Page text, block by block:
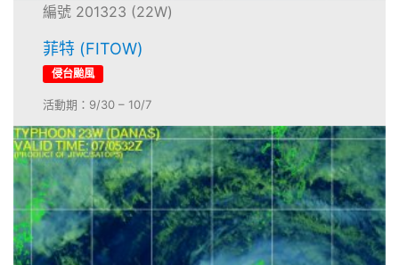
編號 201323 (22W)
菲特 (FITOW)
侵台颱風
活動期：9/30 – 10/7